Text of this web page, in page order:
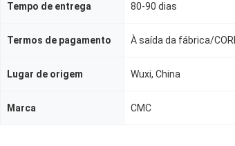
Tempo de entrega 80-90 dias
Termos de pagamento
Lugar de origem Wuxi, China
Marca CMC